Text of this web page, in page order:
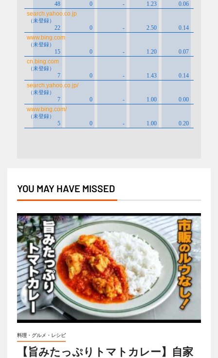
YOU MAY HAVE MISSED
料理・グルメ・レシピ
【旨みたっぷりトマトカレー】自家